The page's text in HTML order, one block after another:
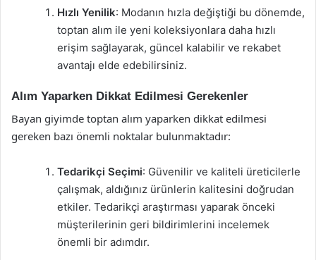
Hızlı Yenilik: Modanın hızla değiştiği bu dönemde,
toptan alım ile yeni koleksiyonlara daha hızlı
erişim sağlayarak, güncel kalabilir ve rekabet
avantajı elde edebilirsiniz.
Alım Yaparken Dikkat Edilmesi Gerekenler
Bayan giyimde toptan alım yaparken dikkat edilmesi
gereken bazı önemli noktalar bulunmaktadır:
Tedarikçi Seçimi: Güvenilir ve kaliteli üreticilerle
çalışmak, aldığınız ürünlerin kalitesini doğrudan
etkiler. Tedarikçi araştırması yaparak önceki
müşterilerinin geri bildirimlerini incelemek
önemli bir adımdır.